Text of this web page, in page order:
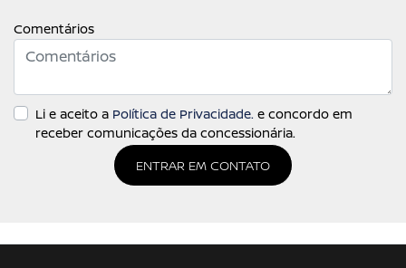
Comentários
Li e aceito a Política de Privacidade. e concordo em
receber comunicações da concessionária.
ENTRAR EM CONTATO